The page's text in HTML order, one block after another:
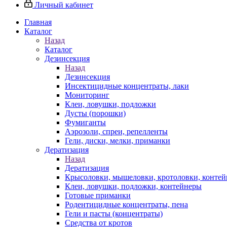
Личный кабинет
Главная
Каталог
Назад
Каталог
Дезинсекция
Назад
Дезинсекция
Инсектицидные концентраты, лаки
Мониторинг
Клеи, ловушки, подложки
Дусты (порошки)
Фумиганты
Аэрозоли, спреи, репелленты
Гели, диски, мелки, приманки
Дератизация
Назад
Дератизация
Крысоловки, мышеловки, кротоловки,
Клеи, ловушки, подложки, контейнеры
Готовые приманки
Родентицидные концентраты, пена
Гели и пасты (концентраты)
Средства от кротов